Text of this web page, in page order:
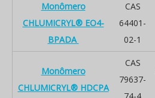
Monômero
CHLUMICRYL® EO4-
BPADA
CAS
64401-
02-1
Monômero
CHLUMICRYL® HDCPA
CAS
79637-